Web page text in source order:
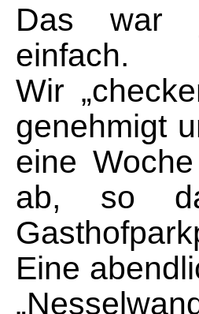
Das war
einfach.
Wir
genehmigt
eine
ab, so
Eine